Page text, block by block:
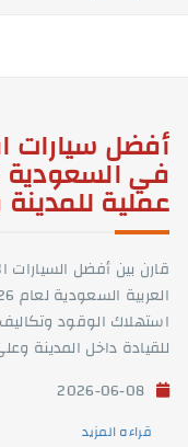
أفضل سيارات
عملية
قارن بين أفضل السيارات
استهلاك الوقود
للقيادة داخل المدينة
قراءه المزيد